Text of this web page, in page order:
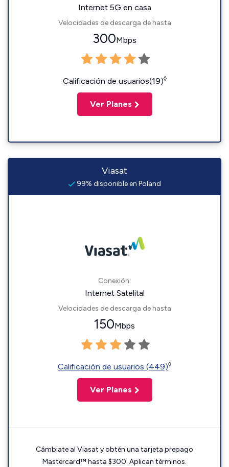
Internet 5G en casa
Velocidades de descarga de hasta
300Mbps
Calificación de usuarios(19)◊
Ver Planes
Viasat
99% disponible en Poland
Conexión:
Internet Satelital
Velocidades de descarga de hasta
150Mbps
Calificación de usuarios (449)◊
Ver Planes
Cámbiate al Viasat y obtén una tarjeta prepago
Mastercard™ hasta $300. Aplican términos.